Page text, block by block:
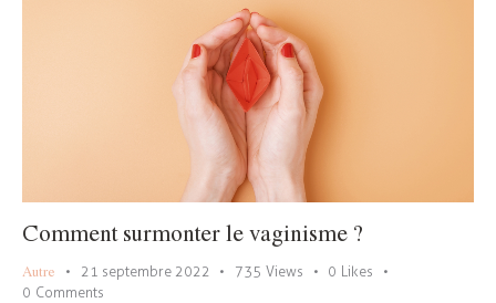
Comment surmonter le vaginisme ?
Autre 21 septembre 2022 735 Views 0 Likes
0 Comments